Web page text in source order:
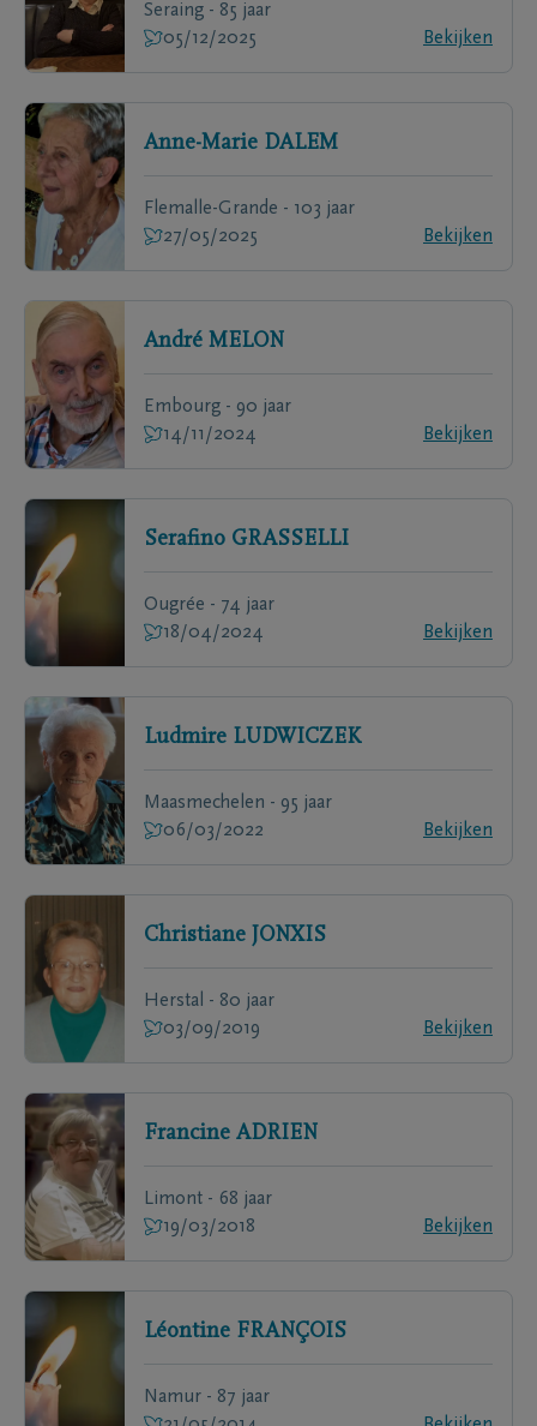
Seraing - 85 jaar
05/12/2025
Bekijken
Anne-Marie DALEM
Flemalle-Grande - 103 jaar
27/05/2025
Bekijken
André MELON
Embourg - 90 jaar
14/11/2024
Bekijken
Serafino GRASSELLI
Ougrée - 74 jaar
18/04/2024
Bekijken
Ludmire LUDWICZEK
Maasmechelen - 95 jaar
06/03/2022
Bekijken
Christiane JONXIS
Herstal - 80 jaar
03/09/2019
Bekijken
Francine ADRIEN
Limont - 68 jaar
19/03/2018
Bekijken
Léontine FRANÇOIS
Namur - 87 jaar